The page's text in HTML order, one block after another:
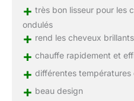
la
+ très bon lisseur pour les
ondulés
+ rend les cheveux
+ chauffe rapidement et
+ différentes températures
+ beau design